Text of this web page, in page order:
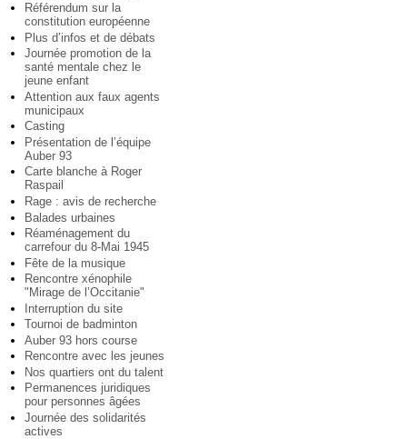
Référendum sur la
constitution européenne
Plus d’infos et de débats
Journée promotion de la
santé mentale chez le
jeune enfant
Attention aux faux agents
municipaux
Casting
Présentation de l’équipe
Auber 93
Carte blanche à Roger
Raspail
Rage : avis de recherche
Balades urbaines
Réaménagement du
carrefour du 8-Mai 1945
Fête de la musique
Rencontre xénophile
"Mirage de l’Occitanie"
Interruption du site
Tournoi de badminton
Auber 93 hors course
Rencontre avec les jeunes
Nos quartiers ont du talent
Permanences juridiques
pour personnes âgées
Journée des solidarités
actives